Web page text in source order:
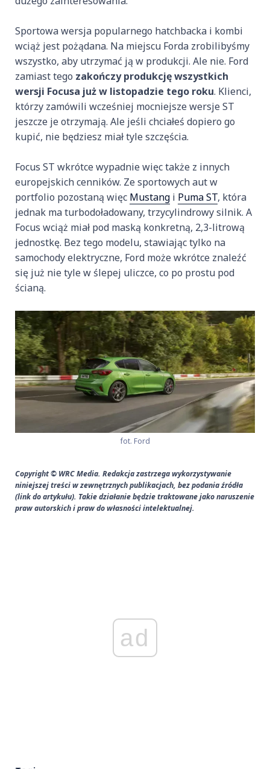
Sportowa wersja popularnego hatchbacka i kombi
wciąż jest pożądana. Na miejscu Forda zrobilibyśmy
wszystko, aby utrzymać ją w produkcji. Ale nie. Ford
zamiast tego zakończy produkcję wszystkich
wersji Focusa już w listopadzie tego roku. Klienci,
którzy zamówili wcześniej mocniejsze wersje ST
jeszcze je otrzymają. Ale jeśli chciałeś dopiero go
kupić, nie będziesz miał tyle szczęścia.
Focus ST wkrótce wypadnie więc także z innych
europejskich cenników. Ze sportowych aut w
portfolio pozostaną więc Mustang i Puma ST, która
jednak ma turbodoładowany, trzycylindrowy silnik. A
Focus wciąż miał pod maską konkretną, 2,3-litrową
jednostkę. Bez tego modelu, stawiając tylko na
samochody elektryczne, Ford może wkrótce znaleźć
się już nie tyle w ślepej uliczce, co po prostu pod
ścianą.
fot. Ford
Copyright © WRC Media. Redakcja zastrzega wykorzystywanie
niniejszej treści w zewnętrznych publikacjach, bez podania źródła
(link do artykułu). Takie działanie będzie traktowane jako naruszenie
praw autorskich i praw do własności intelektualnej.
ad